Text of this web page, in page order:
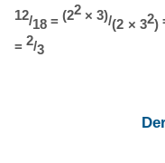
12/18 =(22 × 3)/(2 × 32)
=2/3